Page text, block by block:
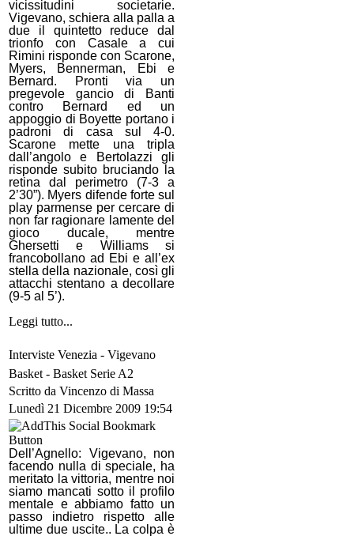
vicissitudini societarie.
Vigevano, schiera alla palla a
due il quintetto reduce dal
trionfo con Casale a cui
Rimini risponde con Scarone,
Myers, Bennerman, Ebi e
Bernard. Pronti via un
pregevole gancio di Banti
contro Bernard ed un
appoggio di Boyette portano i
padroni di casa sul 4-0.
Scarone mette una tripla
dall’angolo e Bertolazzi gli
risponde subito bruciando la
retina dal perimetro (7-3 a
2’30”). Myers difende forte sul
play parmense per cercare di
non far ragionare lamente del
gioco ducale, mentre
Ghersetti e Williams si
francobollano ad Ebi e all’ex
stella della nazionale, così gli
attacchi stentano a decollare
(9-5 al 5’).
Leggi tutto...
Interviste Venezia - Vigevano
Basket - Basket Serie A2
Scritto da Vincenzo di Massa
Lunedì 21 Dicembre 2009 19:54
Dell’Agnello: Vigevano, non
facendo nulla di speciale, ha
meritato la vittoria, mentre noi
siamo mancati sotto il profilo
mentale e abbiamo fatto un
passo indietro rispetto alle
ultime due uscite.. La colpa è